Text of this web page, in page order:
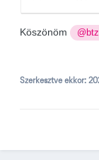
Köszönöm @btz
Szerkesztve ekkor: